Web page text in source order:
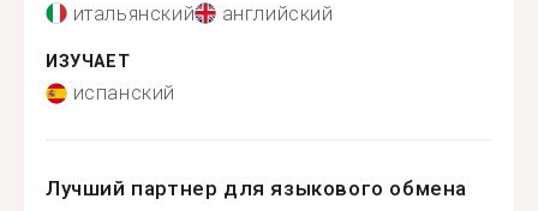
итальянский английский
ИЗУЧАЕТ
испанский
Лучший партнер для языкового обмена